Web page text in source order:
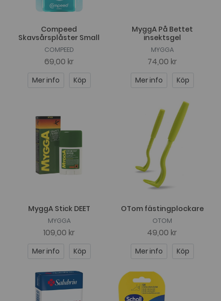
Compeed
Skavsårsplåster Small
COMPEED
69,00 kr
Mer info Köp
MyggA På Bettet
insektsgel
MYGGA
74,00 kr
Mer info Köp
MyggA Stick DEET
MYGGA
109,00 kr
Mer info Köp
OTom fästingplockare
OTOM
49,00 kr
Mer info Köp